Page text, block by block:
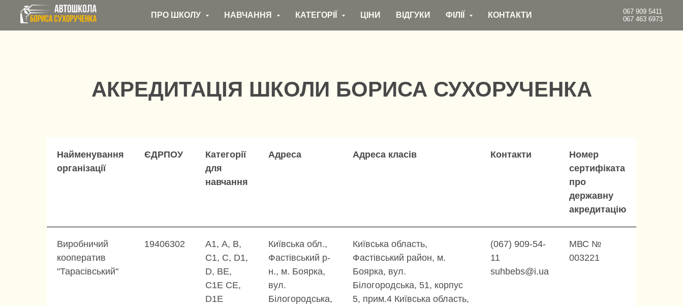
ПРО ШКОЛУ НАВЧАННЯ КАТЕГОРІЇ ЦІНИ ВІДГУКИ ФІЛІЇ КОНТАКТИ
067 909 5411
067 463 6973
АКРЕДИТАЦІЯ ШКОЛИ БОРИСА СУХОРУЧЕНКА
Найменування
організації
ЄДРПОУ
Категорії
для
навчання
Адреса Адреса класів Контакти
Номер
сертифіката
про
державну
акредитацію
Виробничий
кооператив
"Тарасівський"
19406302
А1, А, В,
С1, С, D1,
D, BE,
C1E CE,
D1E
Київська обл.,
Фастівський р-
н., м. Боярка,
вул.
Білогородська,
Київська область,
Фастівський район, м.
Боярка, вул.
Білогородська, 51, корпус
5, прим.4 Київська область,
(067) 909-54-
11
suhbebs@i.ua
МВС №
003221